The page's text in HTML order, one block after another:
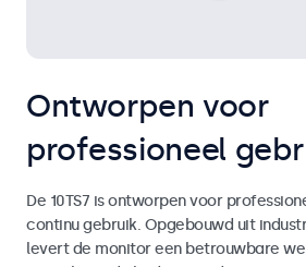
Ontworpen voor
professioneel
De 10TS7 is ontworpen voor
continu gebruik. Opgebouwd uit
levert de monitor een betrouwbare